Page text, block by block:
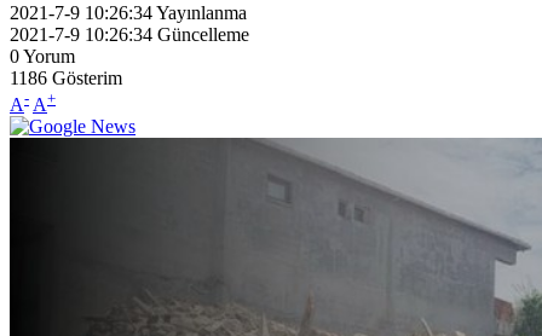
2021-7-9 10:26:34Yayınlanma
2021-7-9 10:26:34 Güncelleme
0Yorum
1186 Gösterim
A- A+